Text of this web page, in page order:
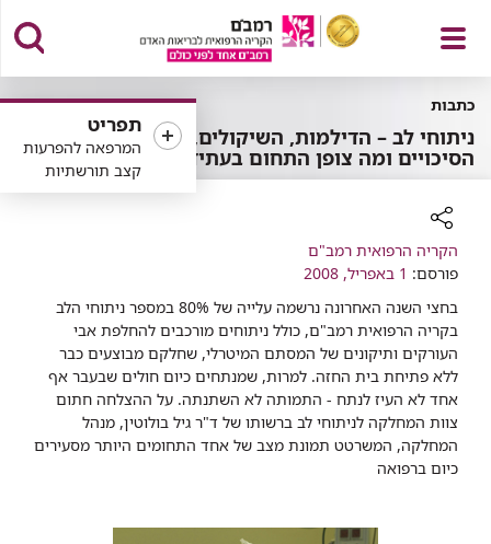
פתח
תפריט
תפריט
המרפאה להפרעות
קצב תורשתיות
כתבות
ניתוחי לב – הדילמות, השיקולים,
הסיכויים ומה צופן התחום בעתיד
רכיב
שיתוף
הקריה הרפואית רמב"ם
פורסם: 1 באפריל, 2008
בחצי השנה האחרונה נרשמה עלייה של 80% במספר ניתוחי הלב
בקריה הרפואית רמב"ם, כולל ניתוחים מורכבים להחלפת אבי
העורקים ותיקונים של המסתם המיטרלי, שחלקם מבוצעים כבר
ללא פתיחת בית החזה. למרות, שמנתחים כיום חולים שבעבר אף
אחד לא העיז לנתח - התמותה לא השתנתה. על ההצלחה חתום
צוות המחלקה לניתוחי לב ברשותו של ד"ר גיל בולוטין, מנהל
המחלקה, המשרטט תמונת מצב של אחד התחומים היותר מסעירים
כיום ברפואה​